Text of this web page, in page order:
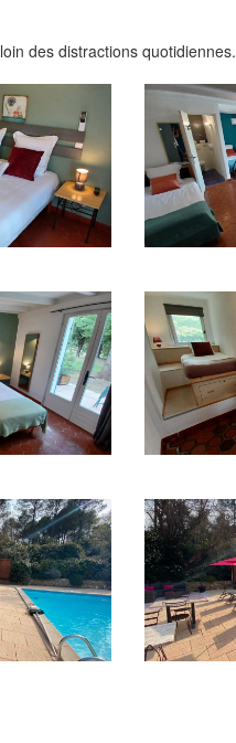
des distractions quotidiennes.